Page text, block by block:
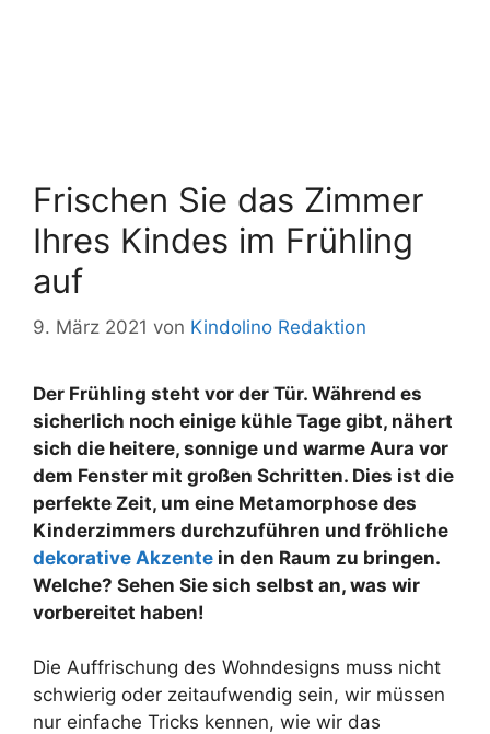
Frischen Sie das Zimmer
Ihres Kindes im Frühling
auf
9. März 2021 von Kindolino Redaktion
Der Frühling steht vor der Tür. Während es
sicherlich noch einige kühle Tage gibt, nähert
sich die heitere, sonnige und warme Aura vor
dem Fenster mit großen Schritten. Dies ist die
perfekte Zeit, um eine Metamorphose des
Kinderzimmers durchzuführen und fröhliche
dekorative Akzente in den Raum zu bringen.
Welche? Sehen Sie sich selbst an, was wir
vorbereitet haben!
Die Auffrischung des Wohndesigns muss nicht
schwierig oder zeitaufwendig sein, wir müssen
nur einfache Tricks kennen, wie wir das